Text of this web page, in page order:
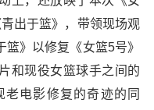
出于篮》，带领现场观
》以修复《女篮5号》
和现役女篮球手之间的
电影修复的奇迹的同